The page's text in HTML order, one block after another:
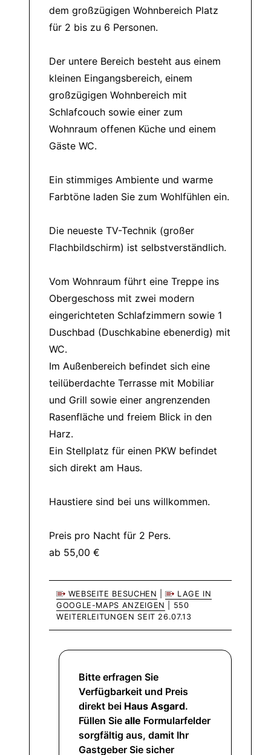
dem großzügigen Wohnbereich Platz
für 2 bis zu 6 Personen.
Der untere Bereich besteht aus einem
kleinen Eingangsbereich, einem
großzügigen Wohnbereich mit
Schlafcouch sowie einer zum
Wohnraum offenen Küche und einem
Gäste WC.
Ein stimmiges Ambiente und warme
Farbtöne laden Sie zum Wohlfühlen ein.
Die neueste TV-Technik (großer
Flachbildschirm) ist selbstverständlich.
Vom Wohnraum führt eine Treppe ins
Obergeschoss mit zwei modern
eingerichteten Schlafzimmern sowie 1
Duschbad (Duschkabine ebenerdig) mit
WC.
Im Außenbereich befindet sich eine
teilüberdachte Terrasse mit Mobiliar
und Grill sowie einer angrenzenden
Rasenfläche und freiem Blick in den
Harz.
Ein Stellplatz für einen PKW befindet
sich direkt am Haus.
Haustiere sind bei uns willkommen.
Preis pro Nacht für 2 Pers.
ab 55,00 €
WEBSEITE BESUCHEN |
LAGE IN
GOOGLE-MAPS ANZEIGEN
| 550
WEITERLEITUNGEN SEIT 26.07.13
Bitte erfragen Sie
Verfügbarkeit und Preis
direkt bei Haus Asgard.
Füllen Sie alle Formularfelder
sorgfältig aus, damit Ihr
Gastgeber Sie sicher